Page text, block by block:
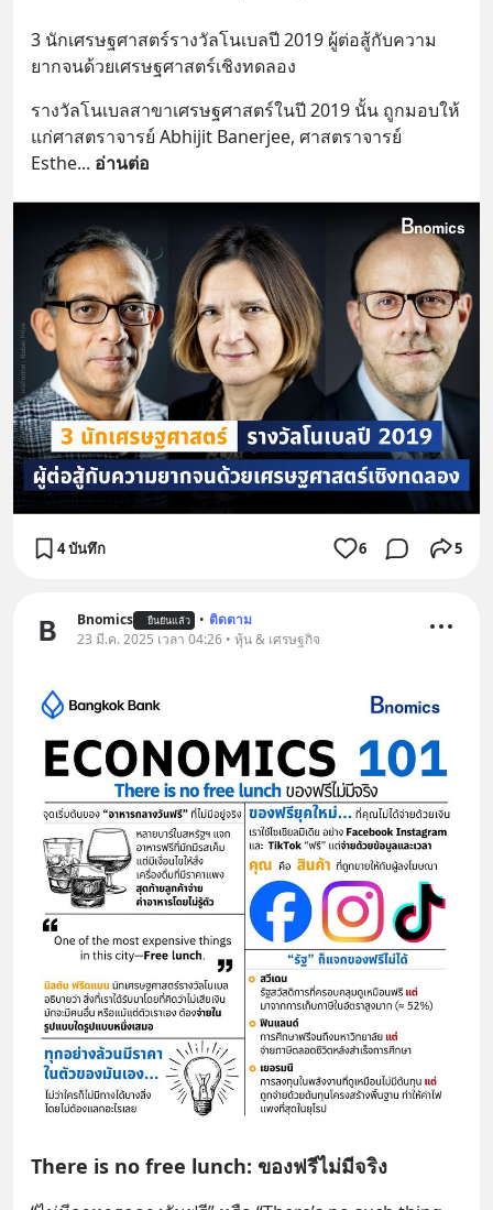
3 นักเศรษฐศาสตร์รางวัลโนเบลปี 2019 ผู้ต่อสู้กับความ
ยากจนด้วยเศรษฐศาสตร์เชิงทดลอง
รางวัลโนเบลสาขาเศรษฐศาสตร์ในปี 2019 นั้น ถูกมอบให้
แก่ศาสตราจารย์ Abhijit Banerjee, ศาสตราจารย์
Esthe... อ่านต่อ
4 บันทึก 6 5
Bnomics ยืนยันแล้ว • ติดตาม
23 มี.ค. 2025 เวลา 04:26 • หุ้น & เศรษฐกิจ
There is no free lunch: ของฟรีไม่มีจริง